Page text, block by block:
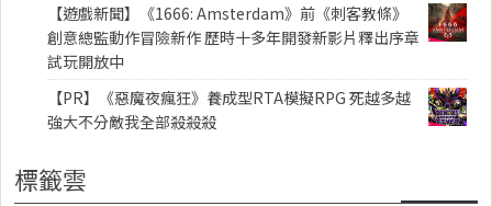
【遊戲新聞】《1666: Amsterdam》前《刺客教條》
創意總監動作冒險新作 歷時十多年開發新影片釋出序章
試玩開放中
【PR】《惡魔夜瘋狂》養成型RTA模擬RPG 死越多越
強大不分敵我全部殺殺殺
標籤雲